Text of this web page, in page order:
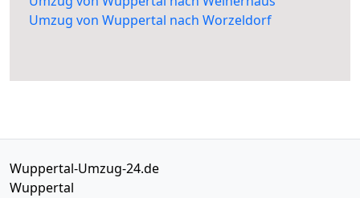
Umzug von Wuppertal nach Worzeldorf
Wuppertal-Umzug-24.de
Wuppertal